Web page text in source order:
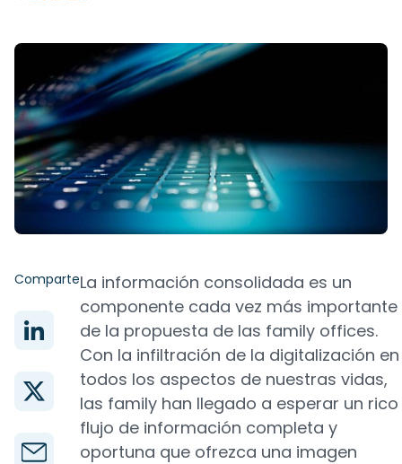
ComparteLa información consolidada es un
componente cada vez más importante
de la propuesta de las family offices.
Con la infiltración de la digitalización en
todos los aspectos de nuestras vidas,
las family han llegado a esperar un rico
flujo de información completa y
oportuna que ofrezca una imagen